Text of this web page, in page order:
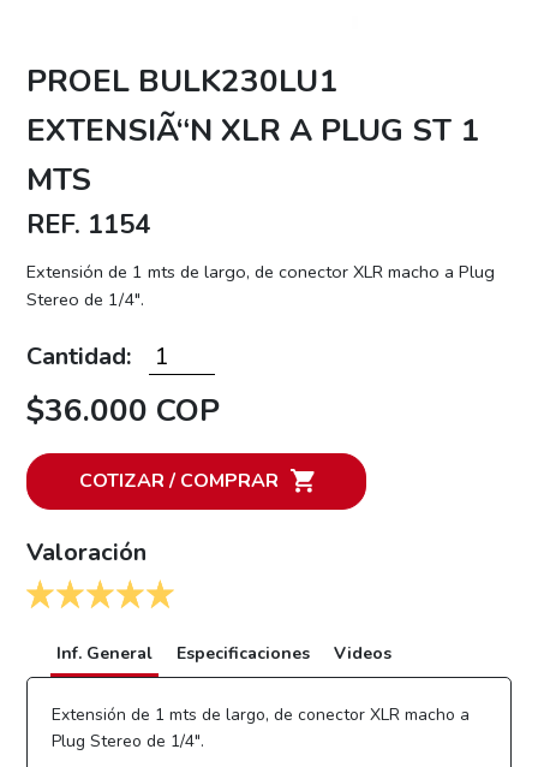
PROEL BULK230LU1
EXTENSIÃ“N XLR A PLUG ST 1
MTS
REF. 1154
Extensión de 1 mts de largo, de conector XLR macho a Plug
Stereo de 1/4".
Cantidad:
$36.000 COP
COTIZAR / COMPRAR
Valoración
Inf. General Especificaciones Videos
Extensión de 1 mts de largo, de conector XLR macho a
Plug Stereo de 1/4".